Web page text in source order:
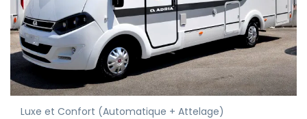
Luxe et Confort (Automatique + Attelage)